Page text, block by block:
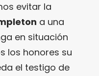
evitar la
a una
en situación
los honores su
el testigo de